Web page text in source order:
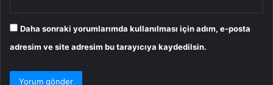
Daha sonraki yorumlarımda kullanılması için adım, e-posta
adresim ve site adresim bu tarayıcıya kaydedilsin.